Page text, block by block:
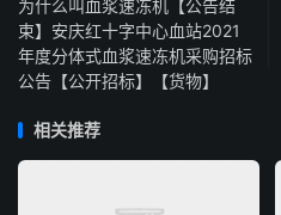
为什么叫血浆速冻机【公告结
束】安庆红十字中心血站2021
年度分体式血浆速冻机采购招标
公告【公开招标】【货物】
相关推荐